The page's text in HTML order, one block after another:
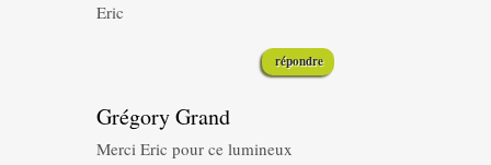
Eric
répondre
Grégory Grand
Merci Eric pour ce lumineux